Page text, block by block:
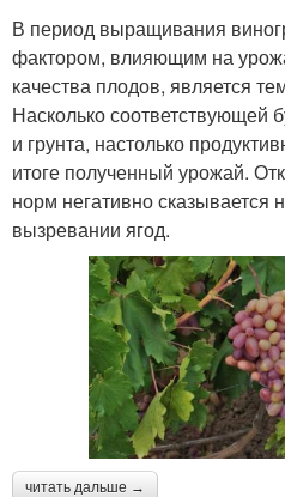
В период выращивания
фактором, влияющим на
качества плодов, является
Насколько соответствующей
и грунта, настолько
итоге полученный урожай.
норм негативно сказывается
вызревании ягод.
читать дальше →